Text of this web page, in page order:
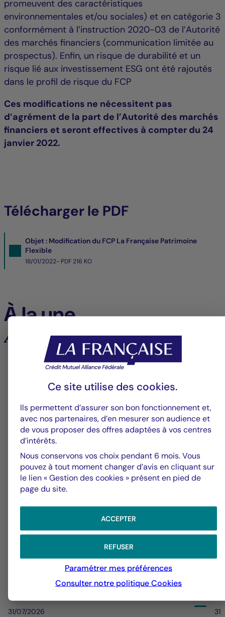
promeuvent des caractéristiques
environnementales et/ou sociales) et en catégorie 3
conformément à l’instruction 2020-03 de l’Autorité
des marchés financiers (communication limitée au
prospectus). Enfin, un risque de durabilité et un
risque lié aux investissement ESG ont été rajoutés
dans le profil de risque du FCP
Ces modifications ne nécessitent pas
d’agrément de la part de l’Autorité des marchés
financiers et seront effectives à compter du 24
janvier 2022.
Télécharger le PDF
Objet : Modification du FCP La Française Patrimoine
Flexible
18/01/2022- PDF 216 KO
À la une
Analyses et tendances des marchés
Groupe La Française
Alerte fraude – Restez vigilants
31/07/2026
Ce site utilise des cookies.
Ils permettent d’assurer son bon fonctionnement et,
avec nos partenaires, d’en mesurer son audience et
de vous proposer des offres adaptées à vos centres
d’intérêts.
Nous conservons vos choix pendant 6 mois. Vous
pouvez à tout moment changer d’avis en cliquant sur
le lien « Gestion des cookies » présent en pied de
page du site.
ACCEPTER
REFUSER
Paramétrer mes préférences
Consulter notre politiqueCookies